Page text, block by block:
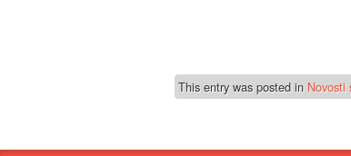
This entry was posted in Novosti